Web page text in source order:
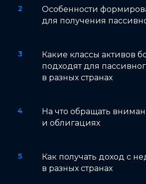
Особенности
для получения
Какие классы активов
подходят для
в разных странах
На что обращать
и облигациях
Как получать доход с
в разных странах